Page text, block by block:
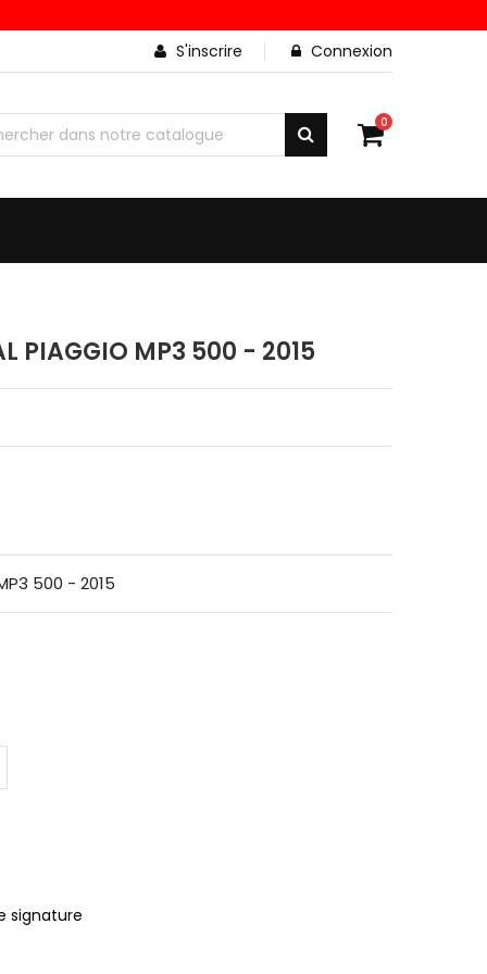
S'inscrire
Connexion
0
PIAGGIO MP3 500 - 2015
500 - 2015
signature